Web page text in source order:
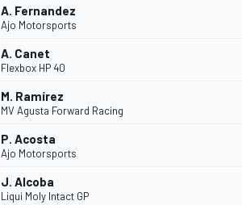
A. Fernandez
Ajo Motorsports
A. Canet
Flexbox HP 40
M. Ramírez
MV Agusta Forward Racing
P. Acosta
Ajo Motorsports
J. Alcoba
Liqui Moly Intact GP